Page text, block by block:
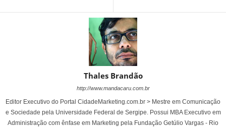
Thales Brandão
http://www.mandacaru.com.br
Editor Executivo do Portal CidadeMarketing.com.br > Mestre em Comunicação
e Sociedade pela Universidade Federal de Sergipe. Possui MBA Executivo em
Administração com ênfase em Marketing pela Fundação Getúlio Vargas - Rio